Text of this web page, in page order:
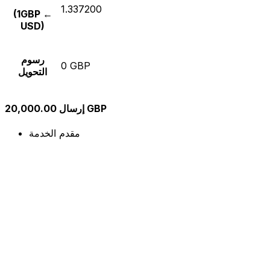
(1GBP ←
USD)
1.337200
رسوم
التحويل
0 GBP
إرسال 20,000.00 GBP
مقدم الخدمة